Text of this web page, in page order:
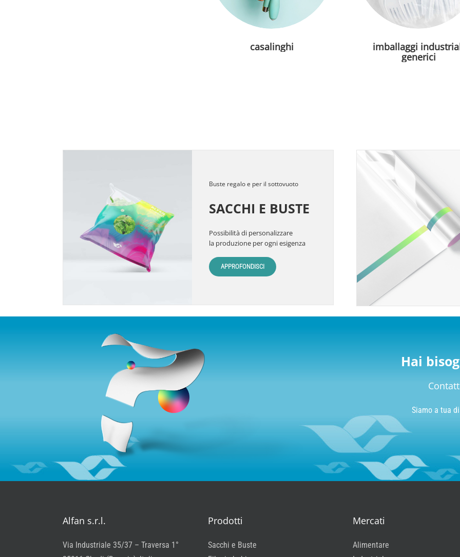
casalinghi
imballaggi
generici
Buste regalo e per il sottovuoto
SACCHI E BUSTE
Possibilità di personalizzare
la produzione per ogni esigenza
APPROFONDISCI
Hai
Siamo a tua
Alfan s.r.l.
Via Industriale 35/37 – Traversa 1°
Prodotti
Sacchi e Buste
Mercati
Alimentare